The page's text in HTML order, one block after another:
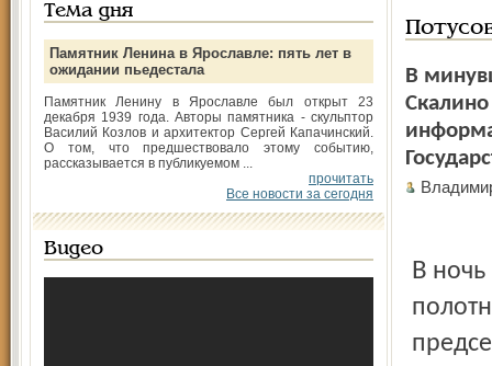
Тема дня
Памятник Ленина в Ярославле: пять лет в
ожидании пьедестала
Памятник Ленину в Ярославле был открыт 23
декабря 1939 года. Авторы памятника - скульптор
Василий Козлов и архитектор Сергей Капачинский.
О том, что предшествовало этому событию,
рассказывается в публикуемом ...
прочитать
Все новости за сегодня
Видео
В
В ночь на 25 ноября неизвестные сорвали кумачовые